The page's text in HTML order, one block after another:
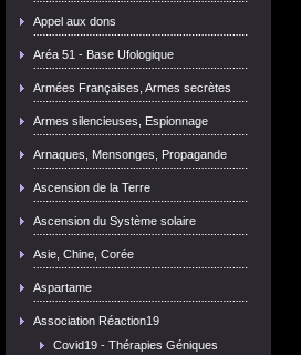
Appel aux dons
Aréa 51 - Base Ufologique
Armées Françaises, Armes secrètes
Armes silencieuses, Espionnage
Arnaques, Mensonges, Propagande
Ascension de la Terre
Ascension du Système solaire
Asie, Chine, Corée
Aspartame
Association Réaction19
Covid19 - Thérapies Géniques